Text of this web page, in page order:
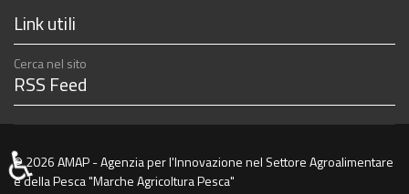
Link utili
Cerca nel sito
RSS Feed
© 2026 AMAP - Agenzia per l'Innovazione nel Settore Agroalimentare
e della Pesca "Marche Agricoltura Pesca"